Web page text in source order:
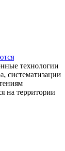
технологии
систематизации
на территории